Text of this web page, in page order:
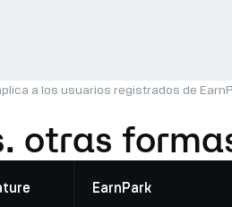
a los usuarios registrados de
otras
EarnPark